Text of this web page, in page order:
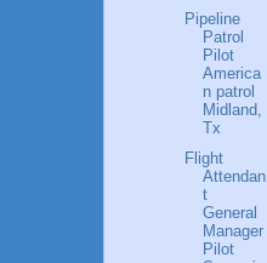
Pipeline
Patrol
Pilot
America
n patrol
Midland,
Tx
Flight
Attendan
t
General
Manager
Pilot